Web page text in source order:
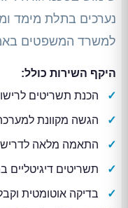
נערכים בתלת מימד
למשרד המשפטים
היקף השירות כולל:
הכנת תשריטים
הגשה מקוונת
התאמה מלאה
תשריטים דיגיטליים
בדיקה אוטומטית